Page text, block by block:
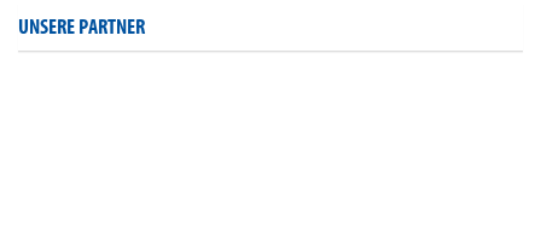
UNSERE PARTNER